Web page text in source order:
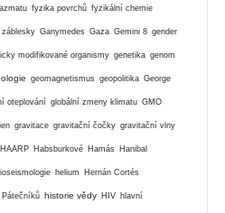
fyzika povrchů fyzikální chemie
záblesky Ganymedes Gaza Gemini 8 gender
modifikované organismy genetika genom
geomagnetismus geopolitika George
oteplování globální zmeny klimatu GMO
gravitace gravitační čočky gravitační vlny
HAARP Habsburkové Hamás Hanibal
helium Hernán Cortés
Pátečníků historie vědy HIV hlavní